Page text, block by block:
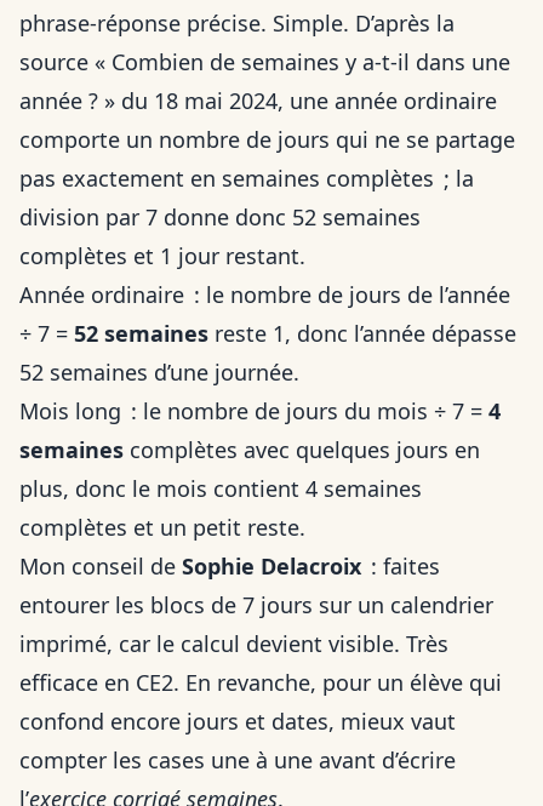
phrase-réponse précise. Simple. D’après la
source « Combien de semaines y a-t-il dans une
année ? » du 18 mai 2024, une année ordinaire
comporte un nombre de jours qui ne se partage
pas exactement en semaines complètes ; la
division par 7 donne donc 52 semaines
complètes et 1 jour restant.
Année ordinaire : le nombre de jours de l’année
÷ 7 = 52 semaines reste 1, donc l’année dépasse
52 semaines d’une journée.
Mois long : le nombre de jours du mois ÷ 7 = 4
semaines complètes avec quelques jours en
plus, donc le mois contient 4 semaines
complètes et un petit reste.
Mon conseil de Sophie Delacroix : faites
entourer les blocs de 7 jours sur un calendrier
imprimé, car le calcul devient visible. Très
efficace en CE2. En revanche, pour un élève qui
confond encore jours et dates, mieux vaut
compter les cases une à une avant d’écrire
l’exercice corrigé semaines.